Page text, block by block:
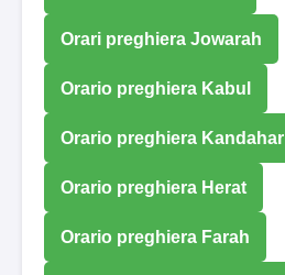
Orari preghiera Jowarah
Orario preghiera Kabul
Orario preghiera Kandahar
Orario preghiera Herat
Orario preghiera Farah